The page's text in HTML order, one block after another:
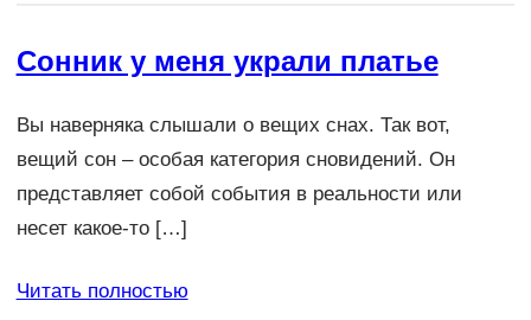
Сонник у меня украли платье
Вы наверняка слышали о вещих снах. Так вот,
вещий сон – особая категория сновидений. Он
представляет собой события в реальности или
несет какое-то […]
Читать полностью